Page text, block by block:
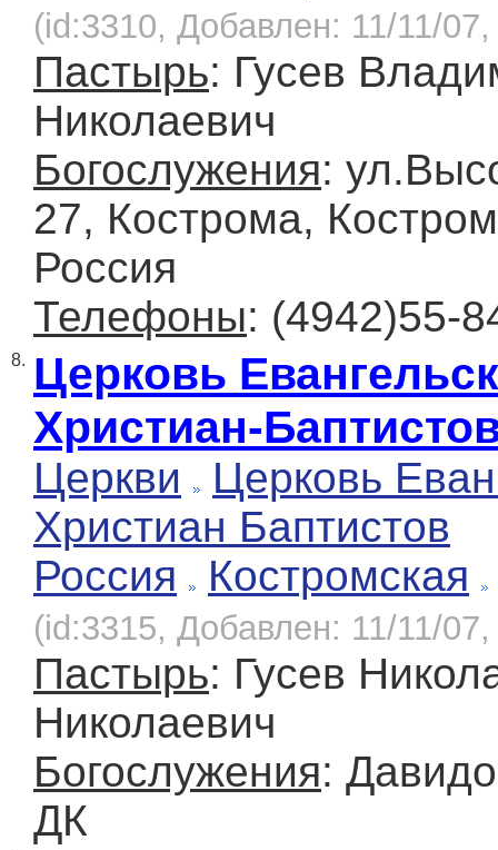
(id:3310, Добавлен: 11/11/
Пастырь: Гусев
Николаевич
Богослужения:
27, Кострома,
Россия
Телефоны: (4942)55-
8. Церковь
Христиан-
Церкви
Церковь
Христиан Баптистов
Россия
Костромская
(id:3315, Добавлен: 11/11/
Пастырь: Гусев
Николаевич
Богослужения:
ДК